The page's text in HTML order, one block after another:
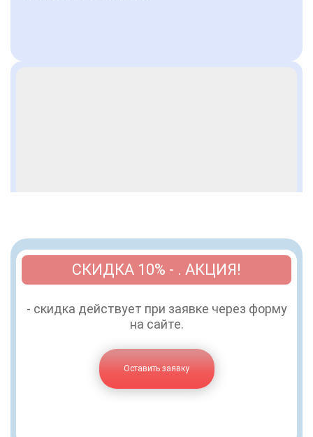
СКИДКА 10% - . АКЦИЯ!
- скидка действует при заявке через форму
на сайте.
Оставить заявку